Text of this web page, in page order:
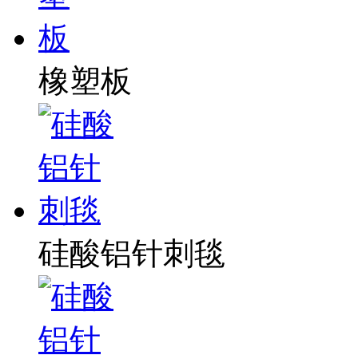
橡塑板
硅酸铝针刺毯